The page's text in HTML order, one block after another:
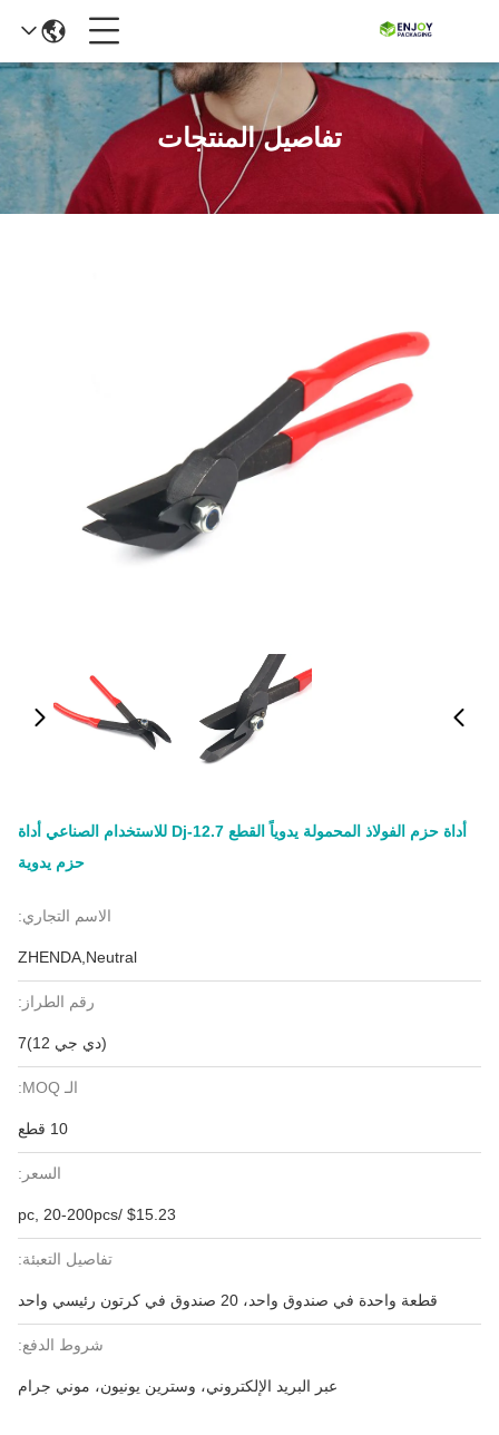
تفاصيل المنتجات
أداة حزم الفولاذ المحمولة يدوياً القطع Dj-12.7 للاستخدام الصناعي أداة
حزم يدوية
الاسم التجاري:
ZHENDA,Neutral
رقم الطراز:
(دي جي 12)7
الـ MOQ:
10 قطع
السعر:
$15.23 /pc, 20-200pcs
تفاصيل التعبئة:
قطعة واحدة في صندوق واحد، 20 صندوق في كرتون رئيسي واحد
شروط الدفع:
عبر البريد الإلكتروني، وسترين يونيون، موني جرام